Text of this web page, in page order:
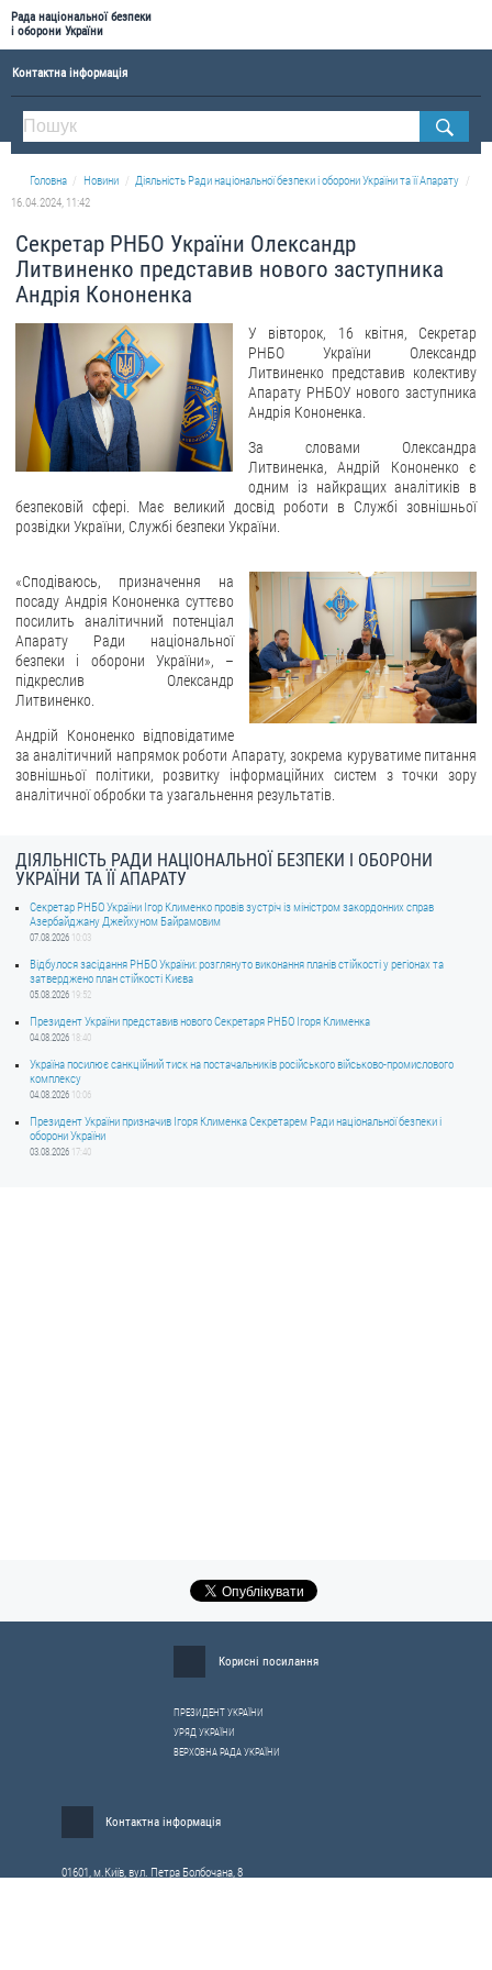
Рада національної безпеки
і оборони України
Контактна інформація
ПРО РНБОУ
Склад Ради національної безпеки і оборони України
Апарат Ради національної безпеки і оборони України
Історична довідка про діяльність Ради національної безпеки і оборони України
ОФІЦІЙНІ ДОКУМЕНТИ
ПРЕСЦЕНТР
Новини
Drone Deals
Фотогалерея
ЗВЕРНЕННЯ ГРОМАДЯН
Звернення громадян
Електронне звернення
ДОСТУП ДО ПУБЛІЧНОЇ ІНФОРМАЦІЇ
Організація доступу до публічної інформації
Запит на отримання публічної інформації
Облік публічної інформації
Питання запобігання корупції
Внутрішній аудит
Головна Новини
Діяльність Ради національної безпеки і оборони України та її Апарату
16.04.2024, 11:42
Секретар РНБО України Олександр
Литвиненко представив нового заступника
Андрія Кононенка
У вівторок, 16 квітня, Секретар
РНБО України Олександр
Литвиненко представив колективу
Апарату РНБОУ нового заступника
Андрія Кононенка.
За словами Олександра
Литвиненка, Андрій Кононенко є
одним із найкращих аналітиків в
безпековій сфері. Має великий досвід роботи в Службі зовнішньої
розвідки України, Службі безпеки України.
«Сподіваюсь, призначення на
посаду Андрія Кононенка суттєво
посилить аналітичний потенціал
Апарату Ради національної
безпеки і оборони України», –
підкреслив Олександр
Литвиненко.
Андрій Кононенко відповідатиме
за аналітичний напрямок роботи Апарату, зокрема куруватиме питання
зовнішньої політики, розвитку інформаційних систем з точки зору
аналітичної обробки та узагальнення результатів.
ДІЯЛЬНІСТЬ РАДИ НАЦІОНАЛЬНОЇ БЕЗПЕКИ І ОБОРОНИ
УКРАЇНИ ТА ЇЇ АПАРАТУ
Секретар РНБО України Ігор Клименко провів зустріч із міністром закордонних справ
Азербайджану Джейхуном Байрамовим
07.08.2026 10:03
Відбулося засідання РНБО України: розглянуто виконання планів стійкості у регіонах та
затверджено план стійкості Києва
05.08.2026 19:52
Президент України представив нового Секретаря РНБО Ігоря Клименка
04.08.2026 18:40
Україна посилює санкційний тиск на постачальників російського військово-промислового
комплексу
04.08.2026 10:06
Президент України призначив Ігоря Клименка Секретарем Ради національної безпеки і
оборони України
03.08.2026 17:40
Корисні посилання
ПРЕЗИДЕНТ УКРАЇНИ
УРЯД УКРАЇНИ
ВЕРХОВНА РАДА УКРАЇНИ
Контактна інформація
01601, м.Київ, вул. Петра Болбочана, 8